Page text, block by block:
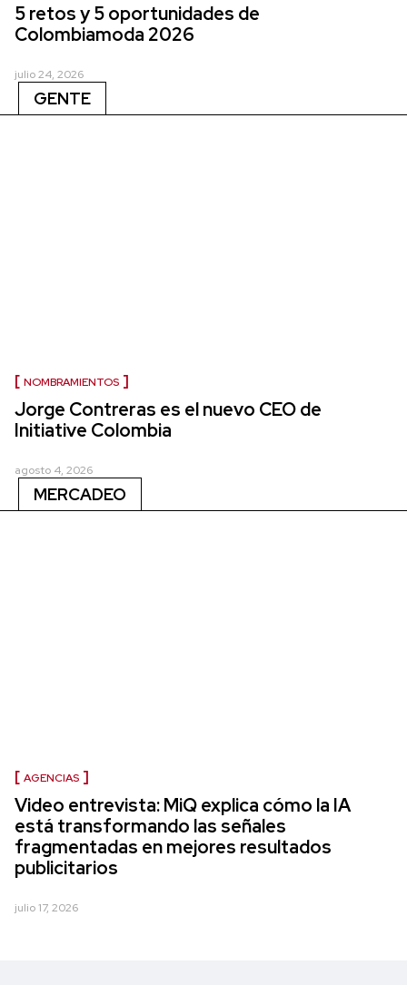
5 retos y 5 oportunidades de
Colombiamoda 2026
julio 24, 2026
GENTE
NOMBRAMIENTOS
Jorge Contreras es el nuevo CEO de
Initiative Colombia
agosto 4, 2026
MERCADEO
AGENCIAS
Video entrevista: MiQ explica cómo la IA
está transformando las señales
fragmentadas en mejores resultados
publicitarios
julio 17, 2026